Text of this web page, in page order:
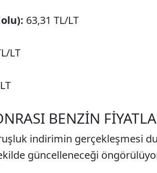
63,31 TL/LT
LT
BENZİN
indirimin gerçekleşmesi
güncelleneceği